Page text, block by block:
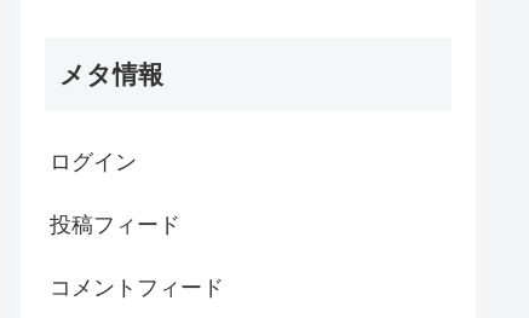
メタ情報
ログイン
投稿フィード
コメントフィード